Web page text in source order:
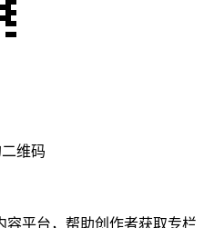
维码
平台，帮助创作者获取专栏